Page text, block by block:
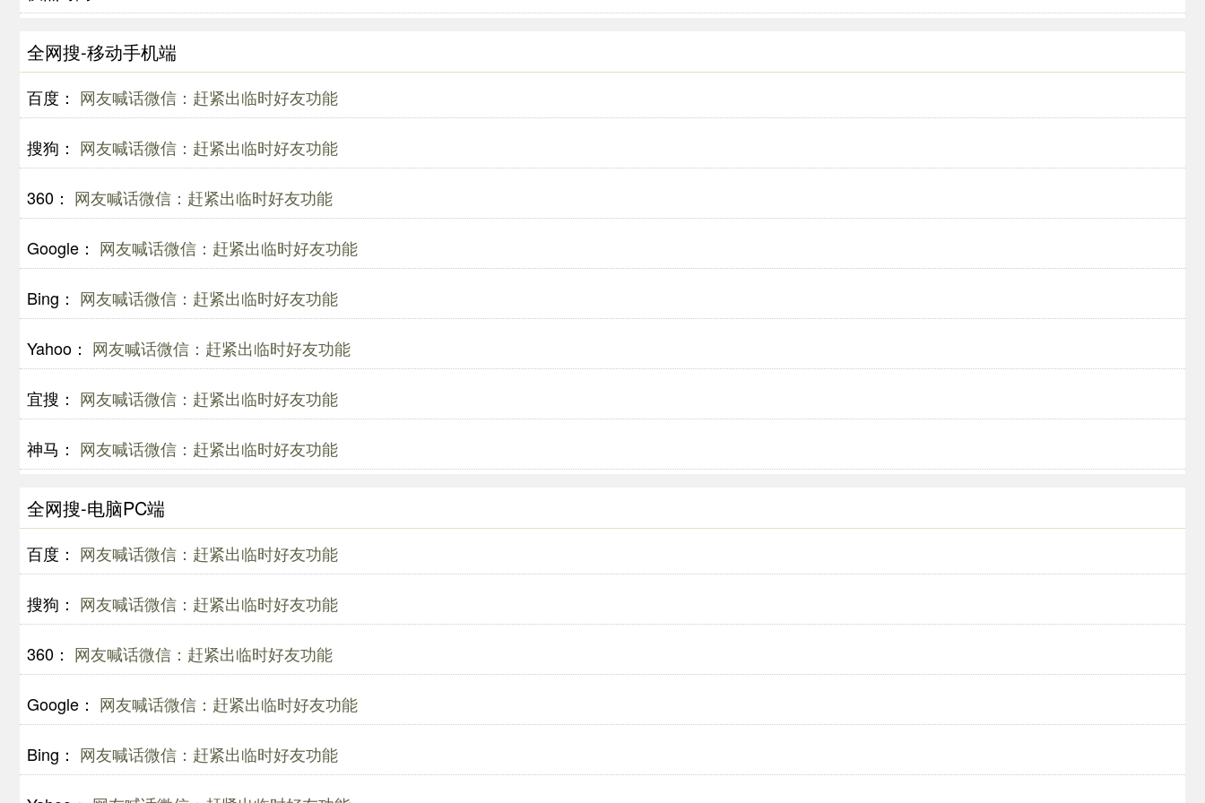
全网搜-移动手机端
百度： 网友喊话微信：赶紧出临时好友功能
搜狗： 网友喊话微信：赶紧出临时好友功能
360： 网友喊话微信：赶紧出临时好友功能
Google： 网友喊话微信：赶紧出临时好友功能
Bing： 网友喊话微信：赶紧出临时好友功能
Yahoo： 网友喊话微信：赶紧出临时好友功能
宜搜： 网友喊话微信：赶紧出临时好友功能
神马： 网友喊话微信：赶紧出临时好友功能
全网搜-电脑PC端
百度： 网友喊话微信：赶紧出临时好友功能
搜狗： 网友喊话微信：赶紧出临时好友功能
360： 网友喊话微信：赶紧出临时好友功能
Google： 网友喊话微信：赶紧出临时好友功能
Bing： 网友喊话微信：赶紧出临时好友功能